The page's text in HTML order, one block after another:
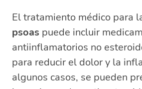
El tratamiento médico para
psoas puede incluir
antiinflamatorios no
para reducir el dolor y la
algunos casos, se pueden